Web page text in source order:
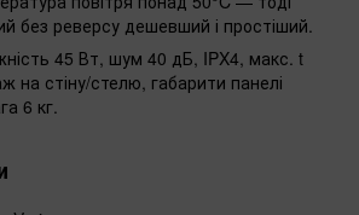
без реверсу дешевший і простіший.
45 Вт, шум 40 дБ, IPX4, макс. t
на стіну/стелю, габарити панелі
6 кг.